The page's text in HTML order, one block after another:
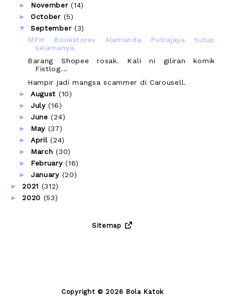
► November(14)
► October (5)
▼ September (3)
MPH Bookstores Alamanda Putrajaya tutup
selamanya.
Barang Shopee rosak. Kali ni giliran komik
Fistlog...
Hampir jadi mangsa scammer di Carousell.
► August (10)
► July(16)
► June(24)
► May (37)
► April(24)
► March(30)
► February(16)
► January (20)
►2021 (312)
►2020 (53)
Sitemap
Copyright ©2026 Bola Katok